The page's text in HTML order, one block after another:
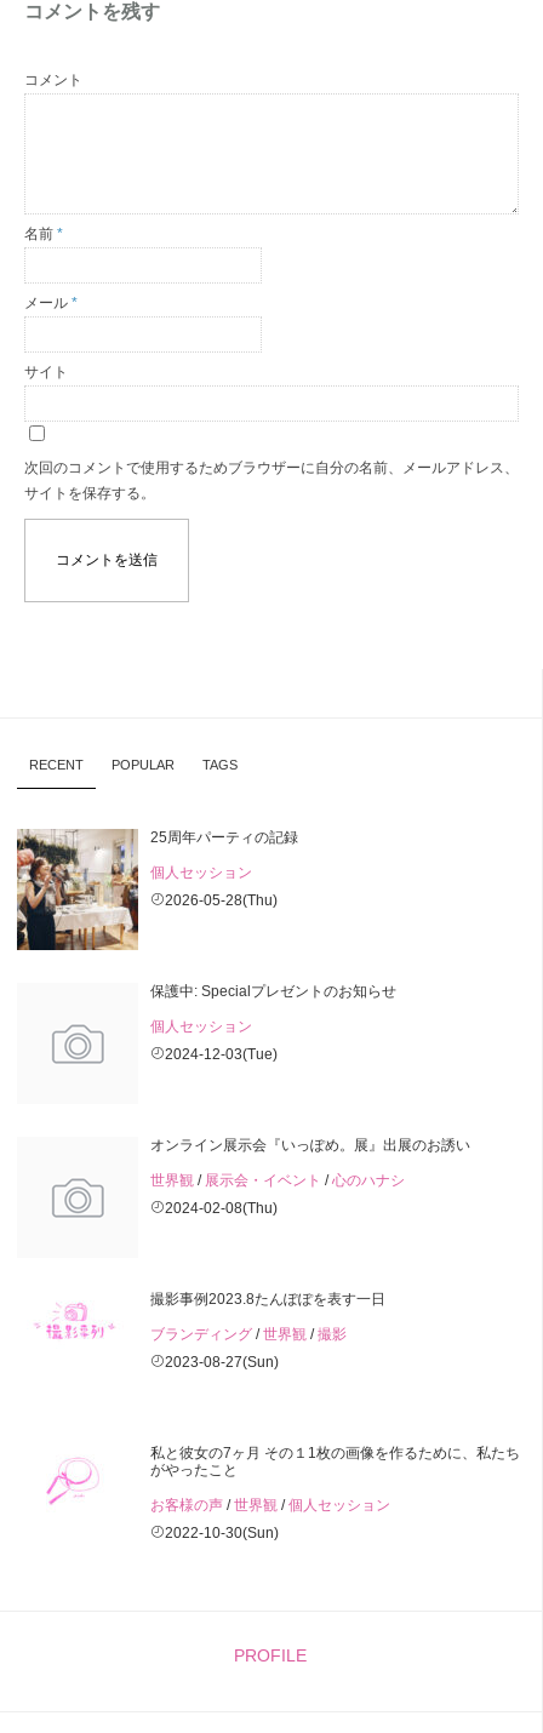
コメントを残す
コメント
名前 *
メール *
サイト
次回のコメントで使用するためブラウザーに自分の名前、メールアドレス、
サイトを保存する。
RECENT POPULAR TAGS
25周年パーティの記録
個人セッション
2026-05-28(Thu)
保護中: Specialプレゼントのお知らせ
個人セッション
2024-12-03(Tue)
オンライン展示会『いっぽめ。展』出展のお誘い
世界観 / 展示会・イベント /心のハナシ
2024-02-08(Thu)
撮影事例2023.8たんぽぽを表す一日
ブランディング /世界観 /撮影
2023-08-27(Sun)
私と彼女の7ヶ月 その１1枚の画像を作るために、私たち
がやったこと
お客様の声 /世界観 /個人セッション
2022-10-30(Sun)
PROFILE